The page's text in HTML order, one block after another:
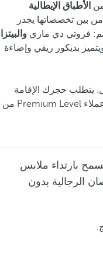
الأطباق الإيطالية
من بين تخصصاتها يجدر
فروتي دي ماري والبيتزا
بديكور ريفي وإضاءة
يتطلب حجزك الإقامة
لمدة ليلتين على الأقل لكل حجز. سيتمكن عملاء Premium Level من
بارتداء ملابس
الرجالية بدون